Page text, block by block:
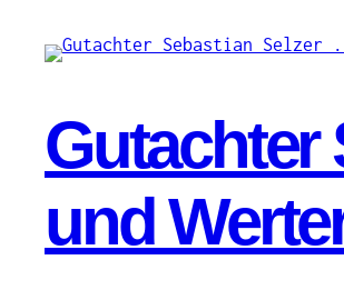
Inhalt
Gutachter
und